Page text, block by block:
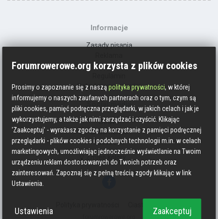
Informacje
Zasady pisania
Kontakt
Polityka prywatności
Social media
Strava
Endomondo
Facebook
Zmień kolory
Forumrowerowe.org korzysta z plików cookies
Prosimy o zapoznanie się z nasząpolityka prywatności, w której
informujemy o naszych zaufanych partnerach oraz o tym, czym są
pliki cookies, pamięć podręczna przeglądarki, w jakich celach i jak je
wykorzystujemy, a także jak nimi zarządzać i czyścić. Klikając
'Zaakceptuj' - wyrażasz zgodzę na korzystanie z pamięci podręcznej
przeglądarki - plików cookies i podobnych technologii m.in. w celach
marketingowych, umożliwiając jednocześnie wyświetlanie na Twoim
urządzeniu reklam dostosowanych do Twoich potrzeb oraz
zainteresowań. Zapoznaj się z pełną treścią zgody klikając w link
Ustawienia.
Ustawienia Zaakceptuj